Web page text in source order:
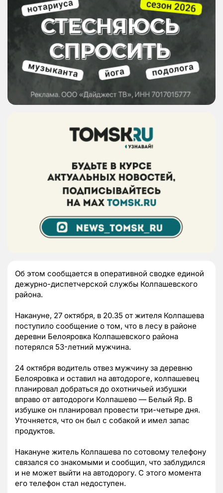
Об этом сообщается в оперативной сводке единой
дежурно-диспетчерской службы Колпашевского
района.
Накануне, 27 октября, в 20.35 от жителя Колпашева
поступило сообщение о том, что в лесу в районе
деревни Белояровка Колпашевского района
потерялся 53-летний мужчина.
24 октября водитель отвез мужчину за деревню
Белояровка и оставил на автодороге, колпашевец
планировал добраться до охотничьей избушки
вправо от автодороги Колпашево — Белый Яр. В
избушке он планировал провести три-четыре дня.
Уточняется, что он был с собакой и имел запас
продуктов.
Накануне житель Колпашева по сотовому телефону
связался со знакомыми и сообщил, что заблудился
и не может выйти на автодорогу. С этого момента
его телефон стал недоступен.